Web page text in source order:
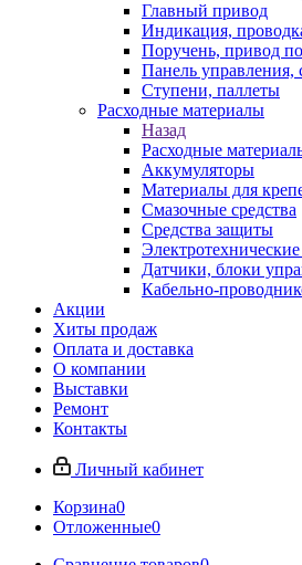
Главный привод
Индикация,
Поручень, привод
Панель управления,
Ступени, паллеты
Расходные материалы
Назад
Расходные
Аккумуляторы
Материалы для
Смазочные средства
Средства защиты
Датчики, блоки
Кабельно-
Акции
Хиты продаж
Оплата и доставка
О компании
Выставки
Ремонт
Контакты
Личный кабинет
Корзина0
Отложенные0